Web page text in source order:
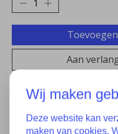
Aan
Wij maken
Deze website kan
maken van cookies.